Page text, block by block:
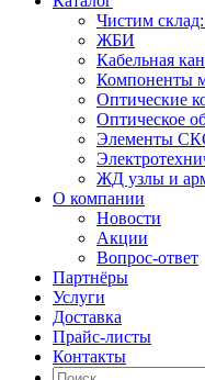
Чистим
ЖБИ
Кабельная
Компоненты
Оптические
Оптическое
Элементы
ЖД узлы и
О компании
Новости
Акции
Вопрос-ответ
Партнёры
Услуги
Доставка
Прайс-листы
Контакты